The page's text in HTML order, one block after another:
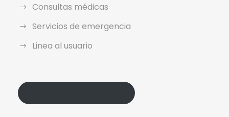
Consultas médicas
Servicios de emergencia
Linea al usuario